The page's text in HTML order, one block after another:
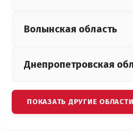
Волынская область
Днепропетровская
ПОКАЗАТЬ ДРУГИЕ ОБЛАСТИ